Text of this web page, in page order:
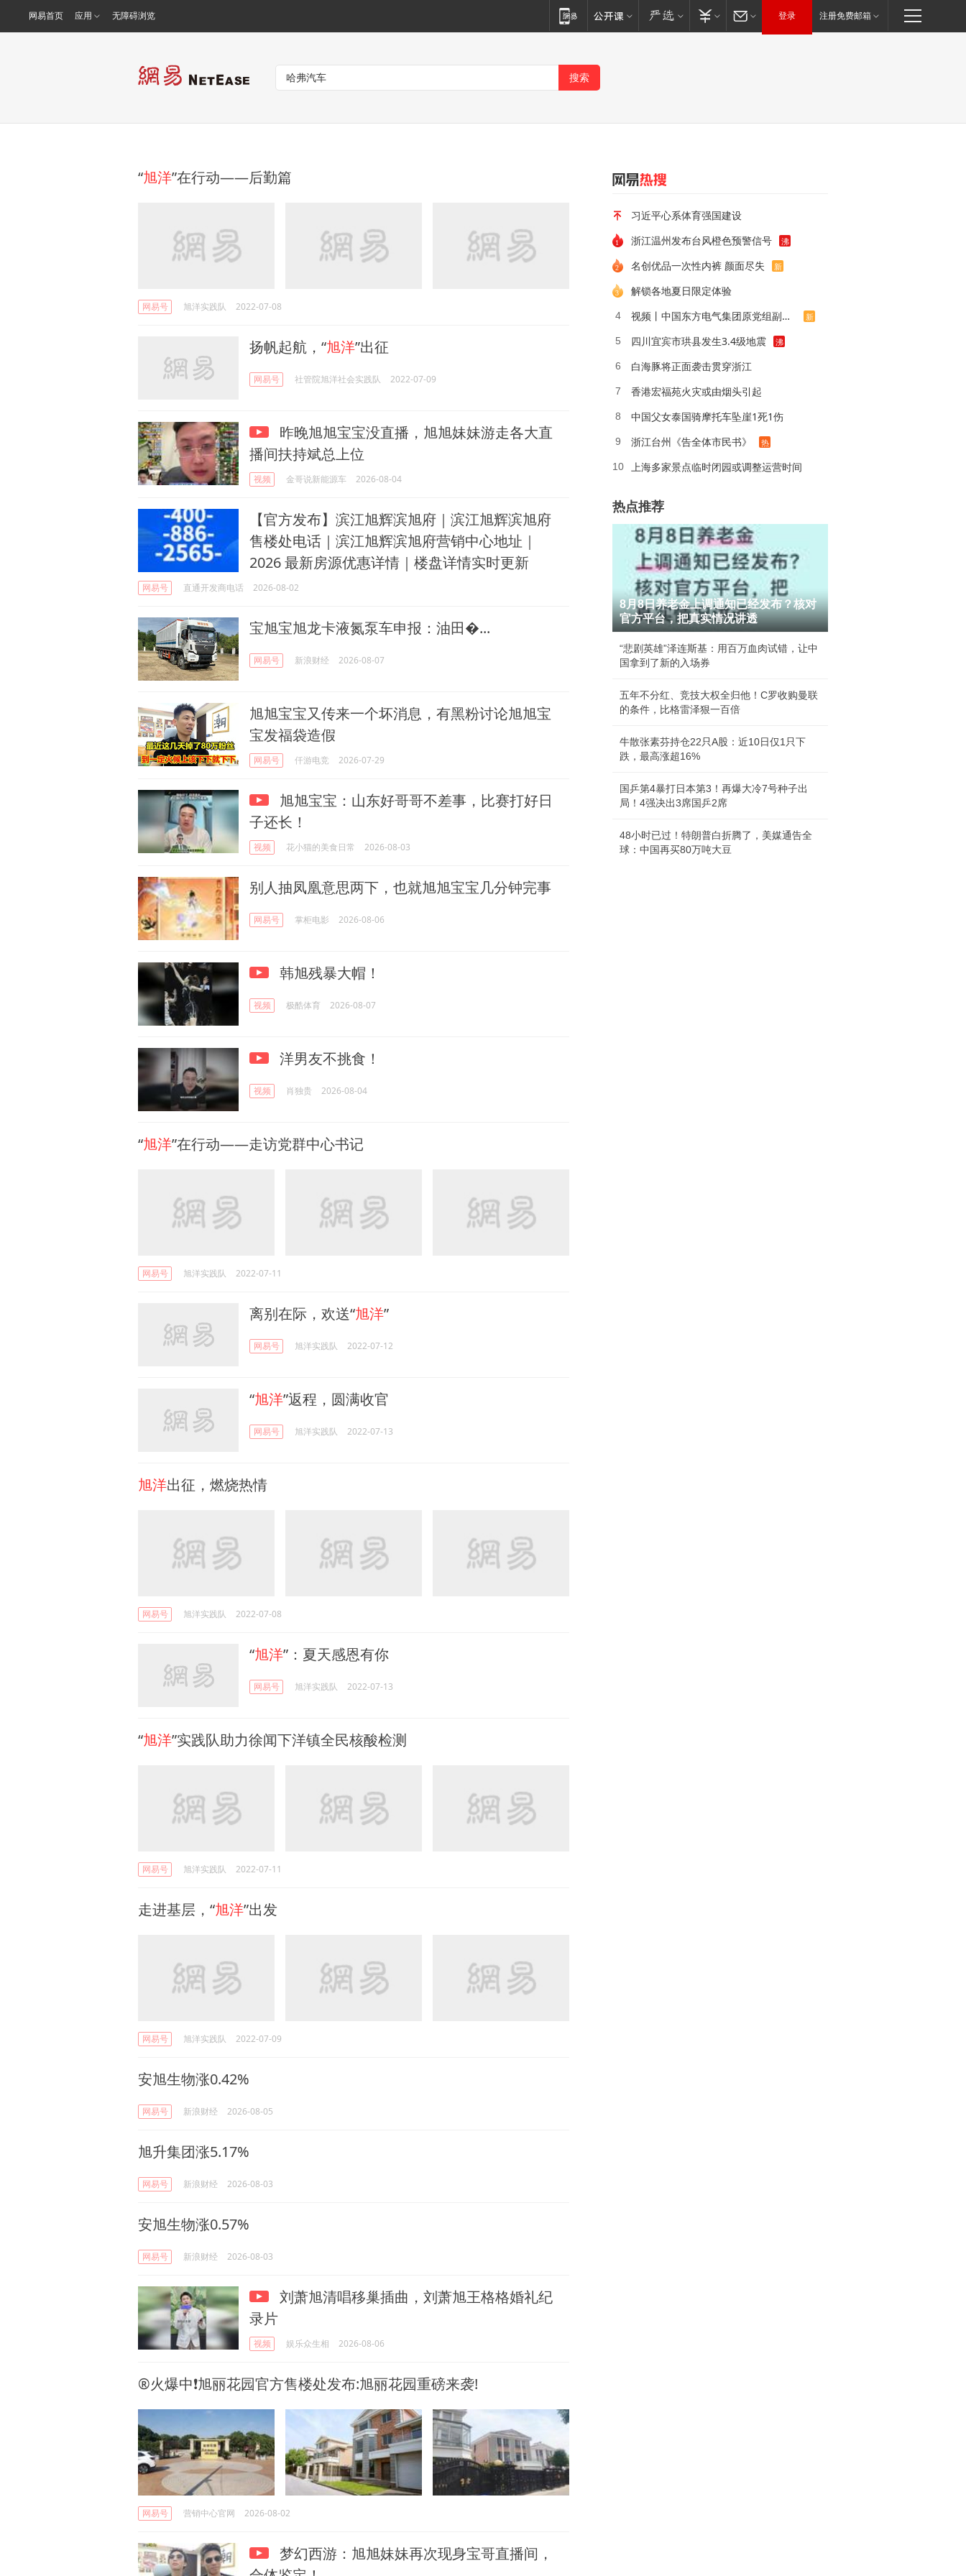
网易首页 应用 无障碍浏览 登录 注册免费邮箱
“旭洋”在行动——后勤篇
网易号 旭洋实践队 2022-07-08
扬帆起航，“旭洋”出征
网易号 社管院旭洋社会实践队 2022-07-09
昨晚旭旭宝宝没直播，旭旭妹妹游走各大直
播间扶持斌总上位
视频 金哥说新能源车 2026-08-04
【官方发布】滨江旭辉滨旭府｜滨江旭辉滨旭府
售楼处电话｜滨江旭辉滨旭府营销中心地址｜
2026 最新房源优惠详情｜楼盘详情实时更新
网易号 直通开发商电话 2026-08-02
宝旭宝旭龙卡液氮泵车申报：油田�...
网易号 新浪财经 2026-08-07
旭旭宝宝又传来一个坏消息，有黑粉讨论旭旭宝
宝发福袋造假
网易号 仟游电竞 2026-07-29
旭旭宝宝：山东好哥哥不差事，比赛打好日
子还长！
视频 花小猫的美食日常 2026-08-03
别人抽凤凰意思两下，也就旭旭宝宝几分钟完事
网易号 掌柜电影 2026-08-06
韩旭残暴大帽！
视频 极酷体育 2026-08-07
洋男友不挑食！
视频 肖独贵 2026-08-04
“旭洋”在行动——走访党群中心书记
网易号 旭洋实践队 2022-07-11
离别在际，欢送“旭洋”
网易号 旭洋实践队 2022-07-12
“旭洋”返程，圆满收官
网易号 旭洋实践队 2022-07-13
旭洋出征，燃烧热情
网易号 旭洋实践队 2022-07-08
“旭洋”：夏天感恩有你
网易号 旭洋实践队 2022-07-13
“旭洋”实践队助力徐闻下洋镇全民核酸检测
网易号 旭洋实践队 2022-07-11
走进基层，“旭洋”出发
网易号 旭洋实践队 2022-07-09
安旭生物涨0.42%
网易号 新浪财经 2026-08-05
旭升集团涨5.17%
网易号 新浪财经 2026-08-03
安旭生物涨0.57%
网易号 新浪财经 2026-08-03
刘萧旭清唱移巢插曲，刘萧旭王格格婚礼纪
录片
视频 娱乐众生相 2026-08-06
®火爆中❗旭丽花园官方售楼处发布:旭丽花园重磅来袭!
网易号 营销中心官网 2026-08-02
梦幻西游：旭旭妹妹再次现身宝哥直播间，
习近平心系体育强国建设
浙江温州发布台风橙色预警信号 沸
2
名创优品一次性内裤 颜面尽失 新
3
解锁各地夏日限定体验
4 视频丨中国东方电气集团原党组副书记、董事宋致远被查 新
5 四川宜宾市珙县发生3.4级地震 沸
6 白海豚将正面袭击贯穿浙江
7 香港宏福苑火灾或由烟头引起
8 中国父女泰国骑摩托车坠崖1死1伤
9 浙江台州《告全体市民书》 热
10 上海多家景点临时闭园或调整运营时间
热点推荐
8月8日养老金上调通知已经发布？核对
官方平台，把真实情况讲透
“悲剧英雄”泽连斯基：用百万血肉试错，让中
国拿到了新的入场券
五年不分红、竞技大权全归他！C罗收购曼联
的条件，比格雷泽狠一百倍
牛散张素芬持仓22只A股：近10日仅1只下
跌，最高涨超16%
国乒第4暴打日本第3！再爆大冷7号种子出
局！4强决出3席国乒2席
48小时已过！特朗普白折腾了，美媒通告全
球：中国再买80万吨大豆